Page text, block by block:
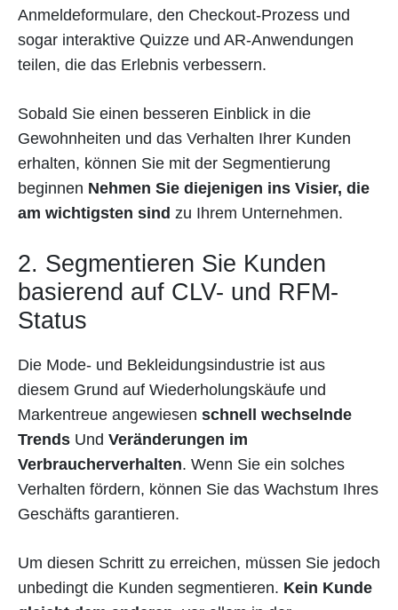
Anmeldeformulare, den Checkout-Prozess und
sogar interaktive Quizze und AR-Anwendungen
teilen, die das Erlebnis verbessern.
Sobald Sie einen besseren Einblick in die
Gewohnheiten und das Verhalten Ihrer Kunden
erhalten, können Sie mit der Segmentierung
beginnen Nehmen Sie diejenigen ins Visier, die
am wichtigsten sind zu Ihrem Unternehmen.
2. Segmentieren Sie Kunden
basierend auf CLV- und RFM-
Status
Die Mode- und Bekleidungsindustrie ist aus
diesem Grund auf Wiederholungskäufe und
Markentreue angewiesen schnell wechselnde
Trends Und Veränderungen im
Verbraucherverhalten. Wenn Sie ein solches
Verhalten fördern, können Sie das Wachstum Ihres
Geschäfts garantieren.
Um diesen Schritt zu erreichen, müssen Sie jedoch
unbedingt die Kunden segmentieren. Kein Kunde